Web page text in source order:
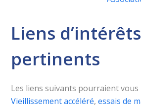
Liens d’intérêts
pertinents
Les liens suivants pourraient vous
Vieillissement accéléré,essais de